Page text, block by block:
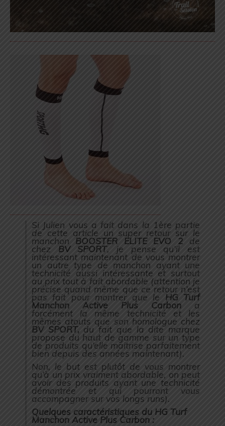
Si Julien vous a fait dans la 1ère partie
de cette article un super retour sur le
manchon BOOSTER ELITE EVO 2 de
chez BV SPORT, je pense qu’il est
intéressant maintenant de vous montrer
un autre type de manchon ayant une
technicité aussi intéressante et surtout
au prix tout à fait abordable (attention je
précise quand même que ce retour n’est
pas fait pour montrer que le HG Turf
Manchon Active Plus Carbon a
forcément la même technicité et les
mêmes atouts que son homologue chez
BV SPORT, du fait que la dite marque
propose du haut de gamme sur un type
de produits qu’elle maitrise parfaitement
bien depuis des années maintenant).
Non, le but est plutôt de vous montrer
qu’à un prix vraiment abordable, on peut
avoir des produits ayant une technicité
démontrée et qui pourront vous
accompagner sur vos longs runs).
Quelques caractéristiques du HG Turf
Manchon Active Plus Carbon :